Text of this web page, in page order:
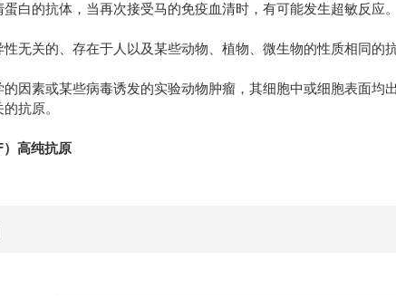
白的抗体，当再次接受马的免疫血清时，有可能发生超敏反应。
无关的、存在于人以及某些动物、植物、微生物的性质相同的抗
的因素或某些病毒诱发的实验动物肿瘤，其细胞中或细胞表面
抗原。
高纯抗原